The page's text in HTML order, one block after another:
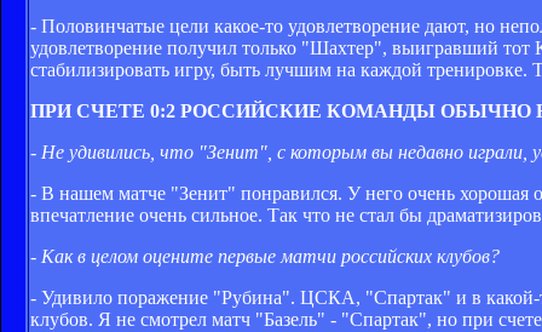
- Половинчатые цели какое-то удовлетворение дают, но
удовлетворение получил только "Шахтер", выигравший
стабилизировать игру, быть лучшим на каждой тренировке.
ПРИ СЧЕТЕ 0:2 РОССИЙСКИЕ КОМАНДЫ
- Не удивились, что "Зенит", с которым вы недавно играли,
- В нашем матче "Зенит" понравился. У него очень
впечатление очень сильное. Так что не стал бы
- Как в целом оцените первые матчи российских клубов?
- Удивило поражение "Рубина". ЦСКА, "Спартак" и в какой-
клубов. Я не смотрел матч "Базель" - "Спартак", но при